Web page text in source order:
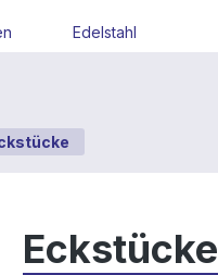
Edelstahl
Eckstücke